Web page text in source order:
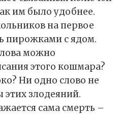
им было удобнее.
на первое
пирожками с ядом.
можно
этого кошмара?
Ни одно слово не
этих злодеяний.
сама смерть –